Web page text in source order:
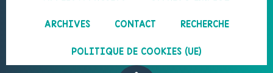
ARCHIVES CONTACT RECHERCHE
POLITIQUE DE COOKIES (UE)